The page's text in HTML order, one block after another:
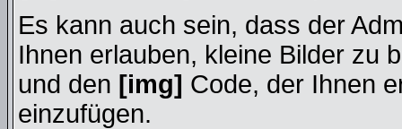
Es kann auch sein, dass der
Ihnen erlauben, kleine Bilder zu
und den [img] Code, der Ihnen
einzufügen.